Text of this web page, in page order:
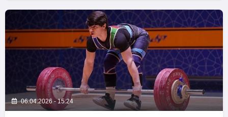
06.04.2026 - 15:24